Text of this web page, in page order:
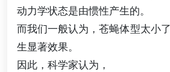
动力学状态是由惯性产生的。
而我们一般认为，苍蝇体型太小
生显著效果。
因此，科学家认为，